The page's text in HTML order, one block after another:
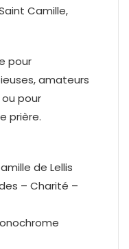
Camille,
pour
amateurs
pour
prière.
de Lellis
– Charité –